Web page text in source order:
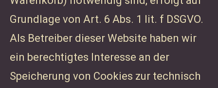
Grundlage von Art. 6 Abs. 1 lit. f DSGVO.
Als Betreiber dieser Website haben wir
ein berechtigtes Interesse an der
Speicherung von Cookies zur technisch